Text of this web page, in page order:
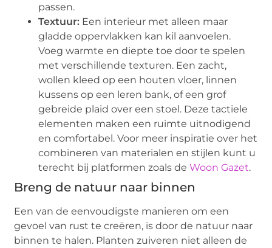
passen.
Textuur: Een interieur met alleen maar
gladde oppervlakken kan kil aanvoelen.
Voeg warmte en diepte toe door te spelen
met verschillende texturen. Een zacht,
wollen kleed op een houten vloer, linnen
kussens op een leren bank, of een grof
gebreide plaid over een stoel. Deze tactiele
elementen maken een ruimte uitnodigend
en comfortabel. Voor meer inspiratie over het
combineren van materialen en stijlen kunt u
terecht bij platformen zoals deWoon Gazet.
Breng de natuur naar binnen
Een van de eenvoudigste manieren om een
gevoel van rust te creëren, is door de natuur naar
binnen te halen. Planten zuiveren niet alleen de